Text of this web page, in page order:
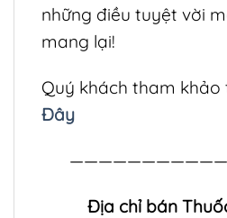
những điều tuyệt vời
mang lại!
Quý khách tham khảo
Đây
Địa chỉ bán